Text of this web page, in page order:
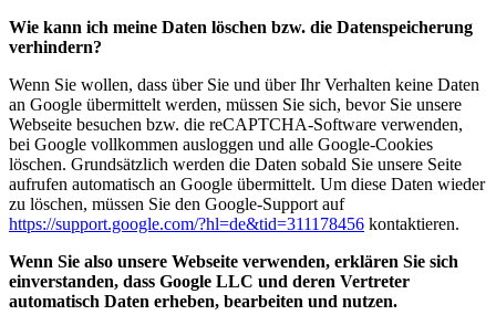
Wie kann ich meine Daten löschen bzw. die Datenspeicherung
verhindern?
Wenn Sie wollen, dass über Sie und über Ihr Verhalten keine Daten
an Google übermittelt werden, müssen Sie sich, bevor Sie unsere
Webseite besuchen bzw. die reCAPTCHA-Software verwenden,
bei Google vollkommen ausloggen und alle Google-Cookies
löschen. Grundsätzlich werden die Daten sobald Sie unsere Seite
aufrufen automatisch an Google übermittelt. Um diese Daten wieder
zu löschen, müssen Sie den Google-Support auf
https://support.google.com/?hl=de&tid=311178456 kontaktieren.
Wenn Sie also unsere Webseite verwenden, erklären Sie sich
einverstanden, dass Google LLC und deren Vertreter
automatisch Daten erheben, bearbeiten und nutzen.